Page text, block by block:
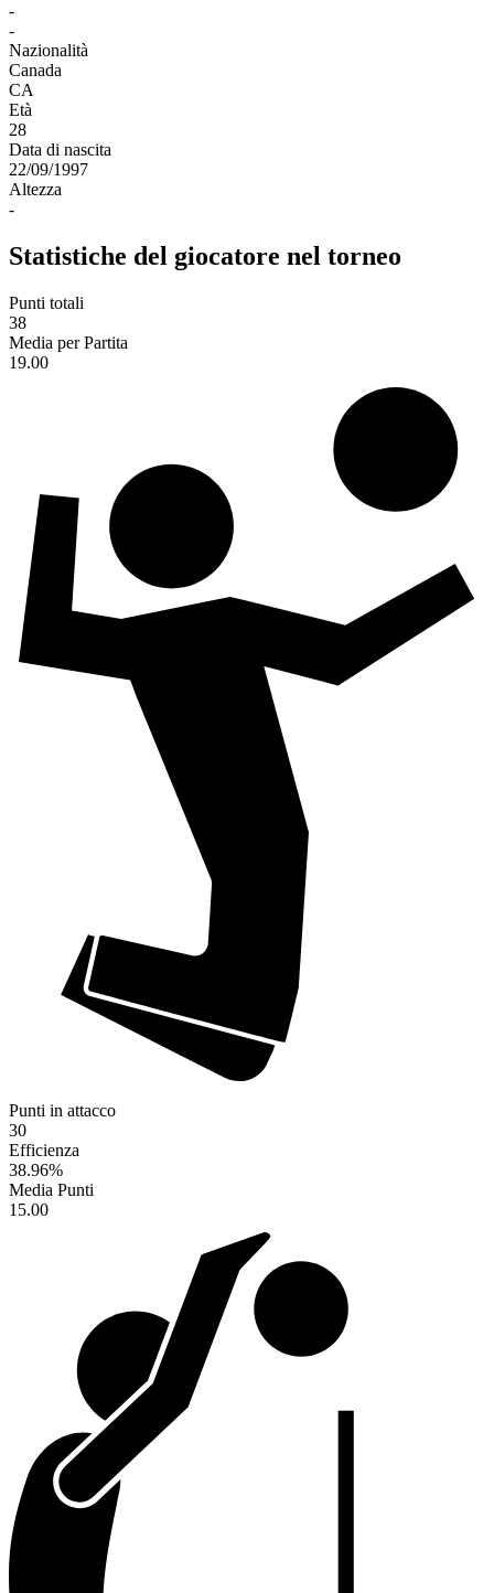
-
-
Nazionalità
Canada
CA
Età
28
Data di nascita
22/09/1997
Altezza
-
Statistiche del giocatore nel torneo
Punti totali
38
Media per Partita
19.00
Punti in attacco
30
Efficienza
38.96%
Media Punti
15.00